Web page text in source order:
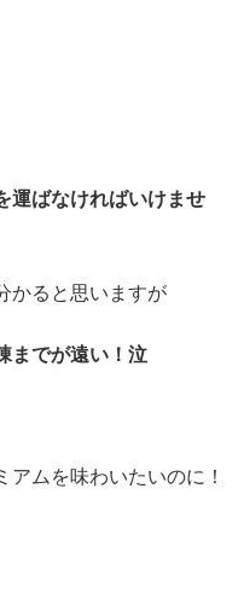
運ばなければいけませ
かると思いますが
までが遠い！泣
アムを味わいたいのに！